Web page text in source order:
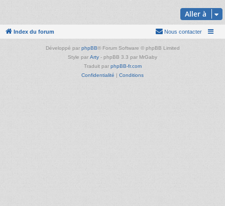
Aller à
Index du forum Nous contacter
Développé par phpBB® Forum Software © phpBB Limited
Style par Arty - phpBB 3.3 par MrGaby
Traduit par phpBB-fr.com
Confidentialité | Conditions